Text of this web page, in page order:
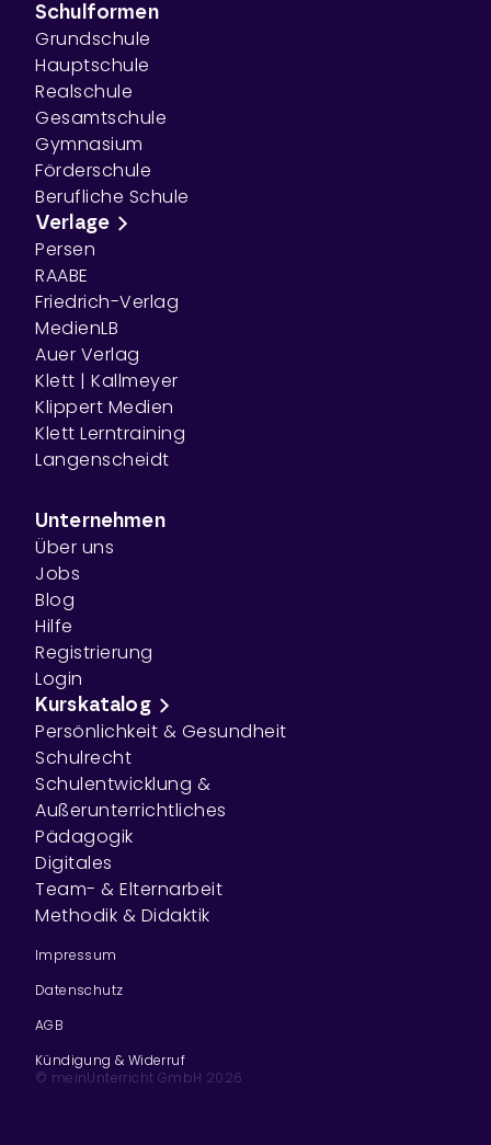
Schulformen
Grundschule
Hauptschule
Realschule
Gesamtschule
Gymnasium
Förderschule
Berufliche Schule
Verlage
Persen
RAABE
Friedrich-Verlag
MedienLB
Auer Verlag
Klett | Kallmeyer
Klippert Medien
Klett Lerntraining
Langenscheidt
Unternehmen
Über uns
Jobs
Blog
Hilfe
Registrierung
Login
Kurskatalog
Persönlichkeit & Gesundheit
Schulrecht
Schulentwicklung &
Außerunterrichtliches
Pädagogik
Digitales
Team- & Elternarbeit
Methodik & Didaktik
© meinUnterricht GmbH 2026
Impressum
Datenschutz
AGB
Kündigung & Widerruf